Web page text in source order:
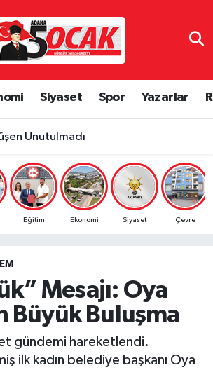
Siyaset Spor Yazarlar
Unutulmadı
Eğitim Ekonomi Siyaset Çevre
Mesajı: Oya
Büyük Buluşma
gündemi hareketlendi.
ilk kadın belediye başkanı Oya
Eczaneler
Yoğunluk Haritası
Durumu ve Fikstür